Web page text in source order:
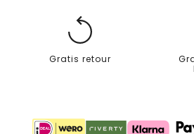
Gratis retour